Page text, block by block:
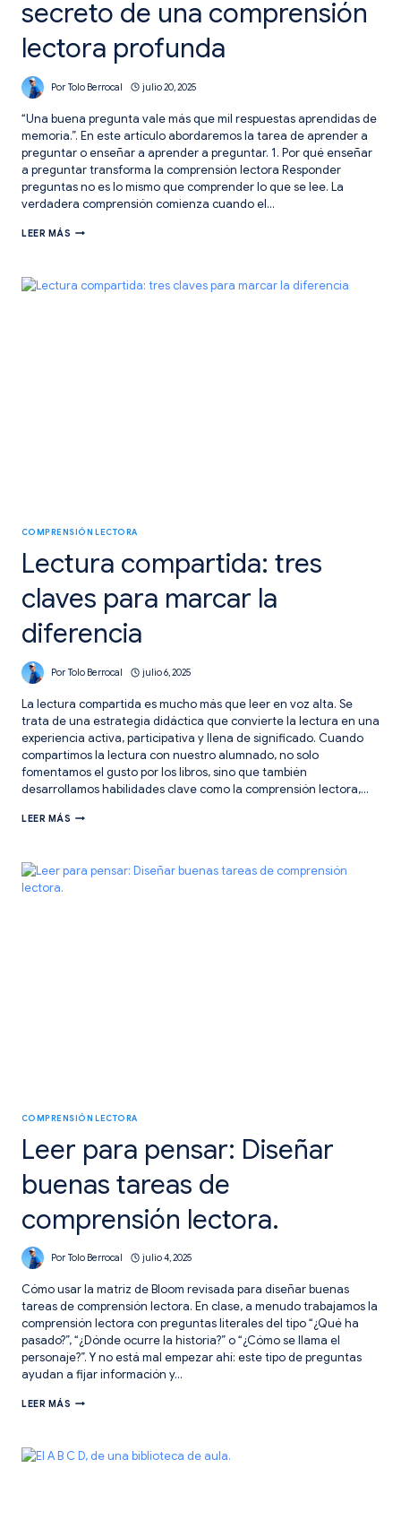
secreto de una comprensión
lectora profunda
Por Tolo Berrocal julio 20, 2025
“Una buena pregunta vale más que mil respuestas aprendidas de
memoria.”. En este artículo abordaremos la tarea de aprender a
preguntar o enseñar a aprender a preguntar. 1. Por qué enseñar
a preguntar transforma la comprensión lectora Responder
preguntas no es lo mismo que comprender lo que se lee. La
verdadera comprensión comienza cuando el…
LEER MÁS APRENDER
SECRETO
COMPRENSIÓN LECTORA
Lectura compartida: tres
claves para marcar la
diferencia
Por Tolo Berrocal julio 6, 2025
La lectura compartida es mucho más que leer en voz alta. Se
trata de una estrategia didáctica que convierte la lectura en una
experiencia activa, participativa y llena de significado. Cuando
compartimos la lectura con nuestro alumnado, no solo
fomentamos el gusto por los libros, sino que también
desarrollamos habilidades clave como la comprensión lectora,…
LEER MÁS LECTURA
PARA
COMPRENSIÓN LECTORA
Leer para pensar: Diseñar
buenas tareas de
comprensión lectora.
Por Tolo Berrocal julio 4, 2025
Cómo usar la matriz de Bloom revisada para diseñar buenas
tareas de comprensión lectora. En clase, a menudo trabajamos la
comprensión lectora con preguntas literales del tipo “¿Qué ha
pasado?”, “¿Dónde ocurre la historia?” o “¿Cómo se llama el
personaje?”. Y no está mal empezar ahí: este tipo de preguntas
ayudan a fijar información y…
LEER MÁS LEER
BUENAS